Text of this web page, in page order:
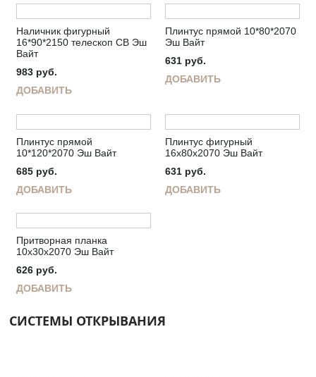
Наличник фигурный
16*90*2150 телескоп СВ Эш
Вайт
983 руб.
ДОБАВИТЬ
Плинтус прямой 10*80*2070
Эш Вайт
631 руб.
ДОБАВИТЬ
Плинтус прямой
10*120*2070 Эш Вайт
685 руб.
ДОБАВИТЬ
Плинтус фигурный
16х80х2070 Эш Вайт
631 руб.
ДОБАВИТЬ
Притворная планка
10х30х2070 Эш Вайт
626 руб.
ДОБАВИТЬ
СИСТЕМЫ ОТКРЫВАНИЯ